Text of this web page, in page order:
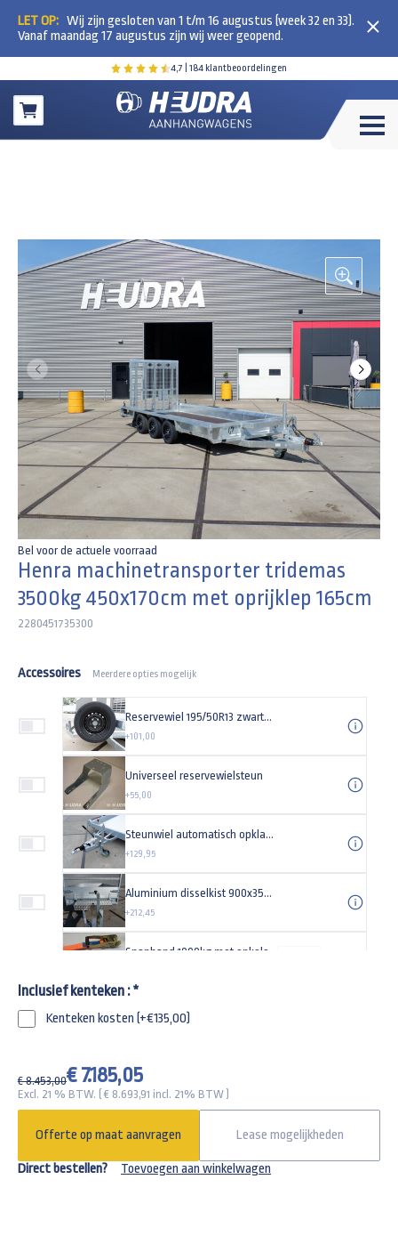
4,7 | 184 klantbeoordelingen
Winkelwagen
LET OP: Wij zijn gesloten van 1 t/m 16 augustus (week 32 en 33).
Vanaf maandag 17 augustus zijn wij weer geopend.
Bel voor de actuele voorraad
Henra machinetransporter tridemas
3500kg 450x170cm met oprijklep 165cm
2280451735300
Accessoires Meerdere opties mogelijk
Reservewiel 195/50R13 zwarte velg
+101,00
Universeel reservewielsteun
+55,00
Steunwiel automatisch opklapbaar 500kg 200x50cm
+129,95
Aluminium disselkist 900x355x150mm
+212,45
Spiraalkabel 13 polig
+49,95
Inclusief kenteken :*
Kenteken kosten (+€135,00)
€ 8.453,00€ 7.185,05
Excl. 21 % BTW. ( € 8.693,91 incl. 21% BTW )
Offerte op maat aanvragen Lease mogelijkheden
Direct bestellen? Toevoegen aan winkelwagen